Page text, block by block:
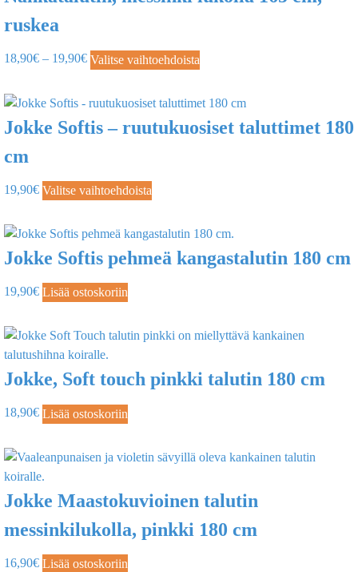
ruskea
18,90€ – 19,90€ Valitse vaihtoehdoista
Jokke Softis – ruutukuosiset taluttimet 180
cm
19,90€ Valitse vaihtoehdoista
Jokke Softis pehmeä kangastalutin 180 cm
19,90€ Lisää ostoskoriin
Jokke, Soft touch pinkki talutin 180 cm
18,90€ Lisää ostoskoriin
Jokke Maastokuvioinen talutin
messinkilukolla, pinkki 180 cm
16,90€ Lisää ostoskoriin